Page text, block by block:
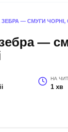
— СМУГИ ЧОРНІ,
—
НА
1 хв